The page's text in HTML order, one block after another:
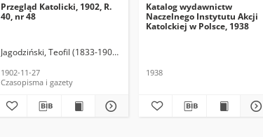
Przegląd Katolicki, 1902, R.
40, nr 48
Jagodziński, Teofil (1833-1907). Red.
1902-11-27
Czasopisma i gazety
Katalog wydawnictw
Naczelnego Instytutu Akcji
Katolckiej w Polsce, 1938
1938